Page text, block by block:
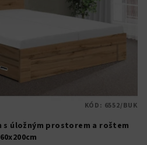
s úložným prostorem a roštem
KÓD: 6552/BUK